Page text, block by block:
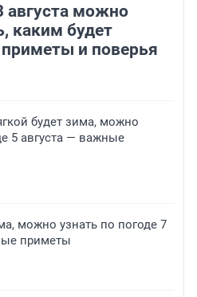
августа можно
каким будет
и поверья
будет зима, можно
5 августа — важные
можно узнать по погоде 7
приметы